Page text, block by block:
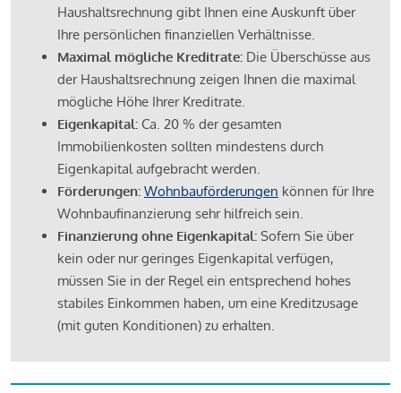
Haushaltsrechnung gibt Ihnen eine Auskunft über
Ihre persönlichen finanziellen Verhältnisse.
Maximal mögliche Kreditrate: Die Überschüsse aus
der Haushaltsrechnung zeigen Ihnen die maximal
mögliche Höhe Ihrer Kreditrate.
Eigenkapital: Ca. 20 % der gesamten
Immobilienkosten sollten mindestens durch
Eigenkapital aufgebracht werden.
Förderungen: Wohnbauförderungen können für Ihre
Wohnbaufinanzierung sehr hilfreich sein.
Finanzierung ohne Eigenkapital: Sofern Sie über
kein oder nur geringes Eigenkapital verfügen,
müssen Sie in der Regel ein entsprechend hohes
stabiles Einkommen haben, um eine Kreditzusage
(mit guten Konditionen) zu erhalten.